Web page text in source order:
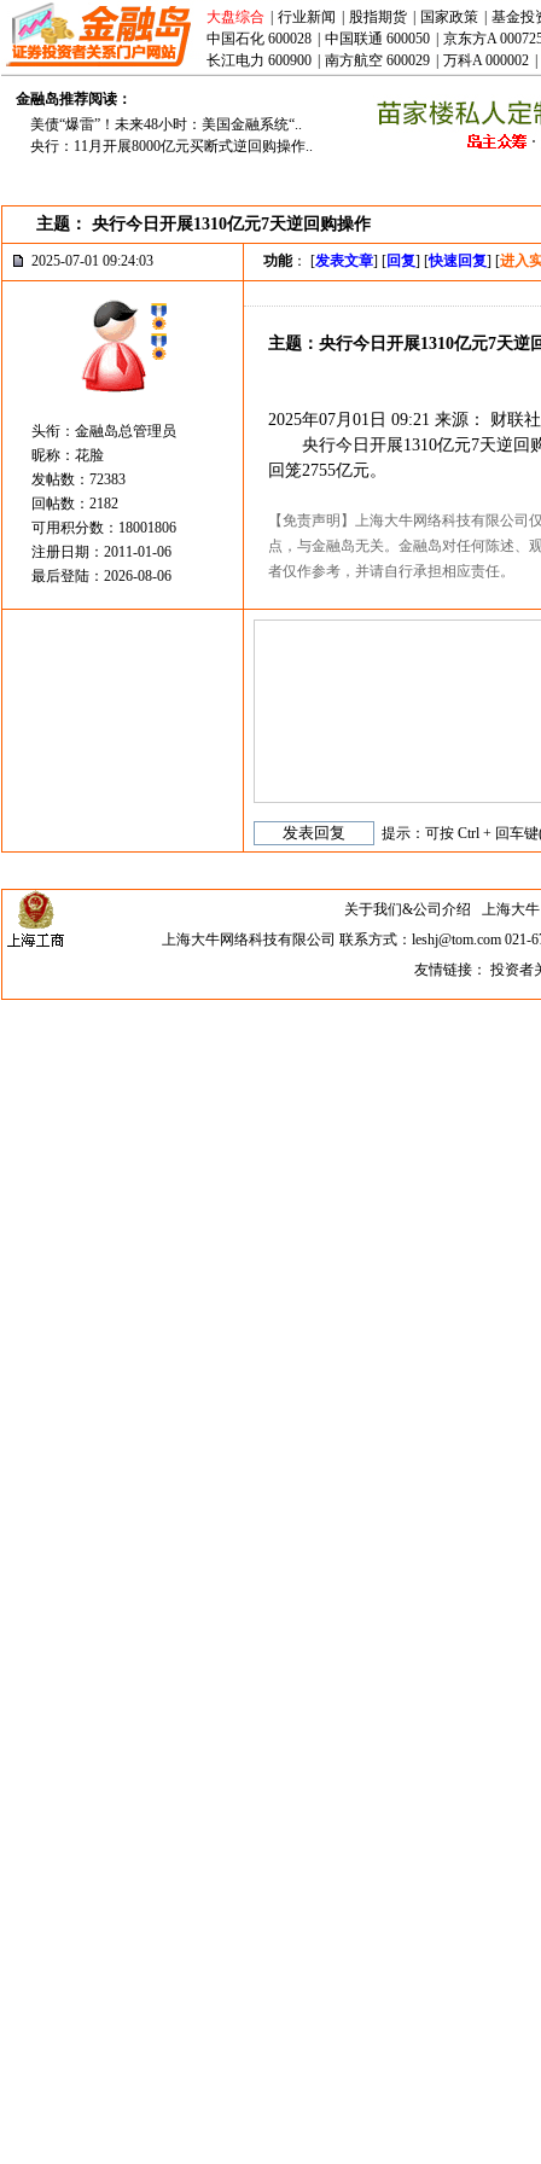
大盘综合 行业新闻 股指期货 国家政策
基金投
中国石化 600028
中国联通 600050
京东方A
长江电力 600900
南方航空 600029 万科A 000002
金融岛推荐阅读：
美债“爆雷”！未来48小时：美国金融系统“..
央行：11月开展8000亿元买断式逆回购操作..
主题： 央行今日开展1310亿元7天逆回购操作
2025-07-01 09:24:03 功能： [发表文章] [回复] [快速回复] [进入
头衔：金融岛总管理员
昵称：花脸
发帖数：72383
回帖数：2182
可用积分数：18001806
注册日期：2011-01-06
最后登陆：2026-08-06
主题：央行今日开展1310亿元7天逆
2025年07月01日 09:21 来源： 财联社
央行今日开展1310亿元7天逆回购
回笼2755亿元。
【免责声明】上海大牛网络科技有限公
点，与金融岛无关。金融岛对任何陈述、
者仅作参考，并请自行承担相应责任。
提示：可按 Ctrl + 回车
关于我们&公司介绍 上海大牛
上海大牛网络科技有限公司 联系方式：leshj@tom.com
友情链接：投资者